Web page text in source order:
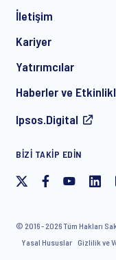
iletişimi almaya,
zaman, geleceğe
İletişim
Kariyer
Yatırımcılar
Haberler ve
Ipsos.Digital
BIZI TAKIP EDIN
© 2016 - 2026 Tüm Hakları
Yasal Hususlar Gizlilik ve